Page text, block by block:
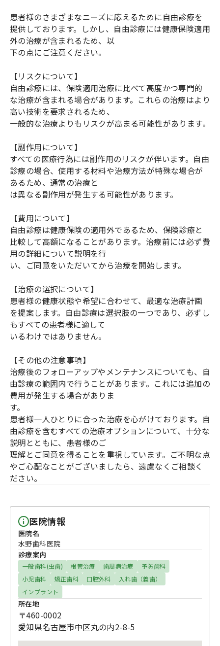
患者様のさまざまなニーズに応えるために自由診療を
提供しております。しかし、自由診療には健康保険適用
外の治療が含まれるため、以
下の点にご注意ください。
【リスクについて】
自由診療には、保険適用治療に比べて高度かつ専門的
な治療が含まれる場合があります。これらの治療はより
高い技術を要求されるため、
一般的な治療よりもリスクが高まる可能性があります。
【副作用について】
すべての医療行為には副作用のリスクが伴います。自由
診療の場合、使用する材料や治療方法が特殊な場合が
あるため、通常の治療と
は異なる副作用が発生する可能性があります。
【費用について】
自由診療は健康保険の適用外であるため、保険診療と
比較して高額になることがあります。治療前には必ず費
用の詳細について説明を行
い、ご同意をいただいてから治療を開始します。
【治療の選択について】
患者様の健康状態や希望に合わせて、最適な治療計画
を提案します。自由診療は選択肢の一つであり、必ずし
もすべての患者様に適して
いるわけではありません。
【その他の注意事項】
治療後のフォローアップやメンテナンスについても、自
由診療の範囲内で行うことがあります。これには追加の
費用が発生する場合がありま
す。
患者様一人ひとりに合った治療を心がけております。自
由診療を含むすべての治療オプションについて、十分な
説明とともに、患者様のご
理解とご同意を得ることを重視しています。ご不明な点
やご心配なことがございましたら、遠慮なくご相談く
ださい。
医院情報
医院名
水野歯科医院
診療案内
一般歯科(虫歯) 根管治療 歯周病治療
予防歯科
小児歯科
矯正歯科 口腔外科
入れ歯（義歯）
インプラント
所在地
〒460-0002
愛知県名古屋市中区丸の内2-8-5